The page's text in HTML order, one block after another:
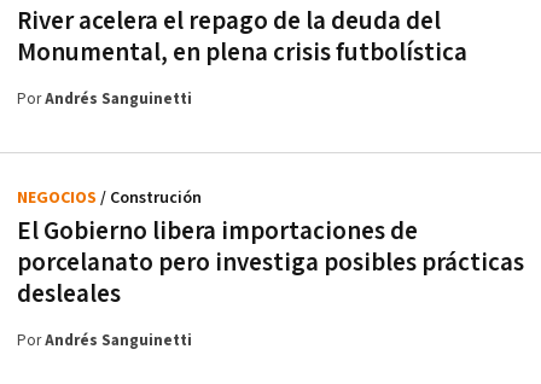
River acelera el repago de la deuda del
Monumental, en plena crisis futbolística
PorAndrés Sanguinetti
El Gobierno libera importaciones de
porcelanato pero investiga posibles prácticas
desleales
NEGOCIOS / Construción
PorAndrés Sanguinetti